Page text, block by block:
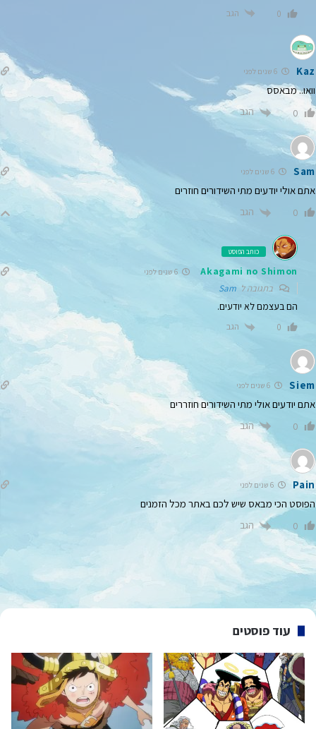
0 הגב
Kaz 6 שנים לפני
וואו.. מבאסס
0 הגב
Sam 6 שנים לפני
אתם אולי יודעים מתי השידורים חוזרים
0 הגב
כותב הפוסט
Akagami no Shimon
Sam
הם בעצמם לא יודעים.
0 הגב
Siem
אתם יודעים אולי מתי השידורים חוזררים
0 הגב
Pain
הפוסט הכי מבאס שיש לכם באתר מכל הזמנים
0 הגב
עוד פוסטים